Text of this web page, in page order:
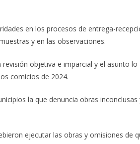
en los procesos de entrega-
y en las observaciones.
objetiva e imparcial y el asunto lo
comicios de 2024.
la que denuncia obras
ejecutar las obras y omisiones de